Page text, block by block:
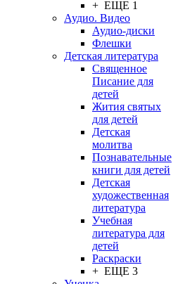
+ ЕЩЕ 1
Аудио. Видео
Аудио-диски
Флешки
Детская литература
Священное
Писание для
детей
Жития святых
для детей
Детская
молитва
Познавательные
книги для детей
Детская
художественная
литература
Учебная
литература для
детей
Раскраски
+ ЕЩЕ 3